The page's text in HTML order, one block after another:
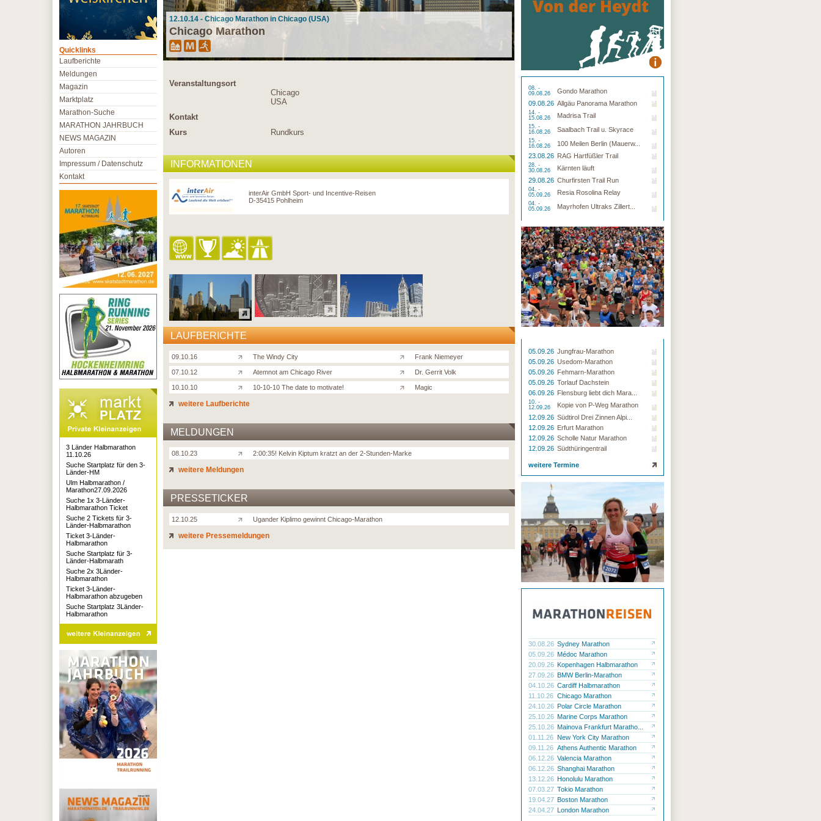
12.10.14 - Chicago Marathon in Chicago (USA)
Chicago Marathon
Veranstaltungsort
Chicago
USA
Kontakt
Kurs
Rundkurs
INFORMATIONEN
interAir GmbH Sport- und Incentive-Reisen
D-35415 Pohlheim
LAUFBERICHTE
09.10.16 The Windy City Frank Niemeyer
07.10.12 Atemnot am Chicago River Dr. Gerrit Volk
10.10.10 10-10-10 The date to motivate! Magic
weitere Laufberichte
MELDUNGEN
08.10.23 2:00:35! Kelvin Kiptum kratzt an der 2-Stunden-Marke
weitere Meldungen
PRESSETICKER
12.10.25 Ugander Kiplimo gewinnt Chicago-Marathon
weitere Pressemeldungen
08. -
09.08.26
Gondo Marathon
09.08.26 Allgäu Panorama Marathon
14. -
15.08.26
Madrisa Trail
15. -
16.08.26
Saalbach Trail u. Skyrace
15. -
16.08.26
100 Meilen Berlin (Mauerw...
23.08.26 RAG Hartfüßler Trail
28. -
30.08.26
Kärnten läuft
29.08.26 Churfirsten Trail Run
04. -
05.09.26
Resia Rosolina Relay
04. -
05.09.26
Mayrhofen Ultraks Zillert...
05.09.26 Jungfrau-Marathon
05.09.26 Usedom-Marathon
05.09.26 Fehmarn-Marathon
05.09.26 Torlauf Dachstein
06.09.26 Flensburg liebt dich Mara...
10. -
12.09.26
Kopie von P-Weg Marathon
12.09.26 Südtirol Drei Zinnen Alpi...
12.09.26 Erfurt Marathon
12.09.26 Scholle Natur Marathon
12.09.26 Südthüringentrail
weitere Termine
30.08.26 Sydney Marathon
05.09.26 Médoc Marathon
20.09.26 Kopenhagen Halbmarathon
27.09.26 BMW Berlin-Marathon
04.10.26 Cardiff Halbmarathon
11.10.26 Chicago Marathon
24.10.26 Polar Circle Marathon
25.10.26 Marine Corps Marathon
25.10.26 Mainova Frankfurt Maratho...
01.11.26 New York City Marathon
09.11.26 Athens Authentic Marathon
06.12.26 Valencia Marathon
06.12.26 Shanghai Marathon
13.12.26 Honolulu Marathon
07.03.27 Tokio Marathon
19.04.27 Boston Marathon
24.04.27 London Marathon
Quicklinks
Laufberichte
Meldungen
Magazin
Marktplatz
Marathon-Suche
MARATHON JAHRBUCH
NEWS MAGAZIN
Autoren
Impressum / Datenschutz
Kontakt
3 Länder Halbmarathon
11.10.26
Suche Startplatz für den 3-
Länder-HM
Ulm Halbmarathon /
Marathon27.09.2026
Suche 1x 3-Länder-
Halbmarathon Ticket
Suche 2 Tickets für 3-
Länder-Halbmarathon
Ticket 3-Länder-
Halbmarathon
Suche Startplatz für 3-
Länder-Halbmarath
Suche 2x 3Länder-
Halbmarathon
Ticket 3-Länder-
Halbmarathon abzugeben
Suche Startplatz 3Länder-
Halbmarathon